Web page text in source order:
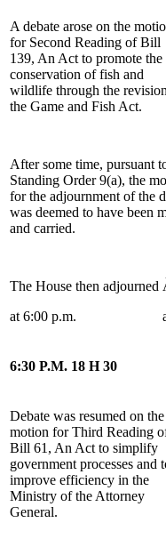
A debate arose on the
for Second Reading of Bill
139, An Act to promote the
conservation of fish and
wildlife through the
the Game and Fish Act.
After some time, pursuant
Standing Order 9(a), the
for the adjournment of the
was deemed to have been
and carried.
The House then adjourned
at 6:00 p.m.
6:30 P.M. 18 H 30
Debate was resumed on the
motion for Third Reading
Bill 61, An Act to simplify
government processes and
improve efficiency in the
Ministry of the Attorney
General.